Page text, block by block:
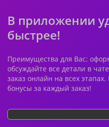
В приложении
быстрее!
Преимущества для Вас:
обсуждайте все детали в
заказ онлайн на всех
бонусы за каждый заказ!